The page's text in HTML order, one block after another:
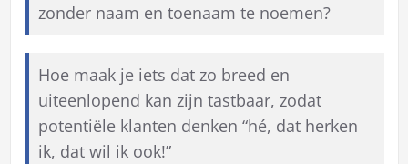
zonder naam en toenaam te noemen?
Hoe maak je iets dat zo breed en
uiteenlopend kan zijn tastbaar, zodat
potentiële klanten denken “hé, dat herken
ik, dat wil ik ook!”